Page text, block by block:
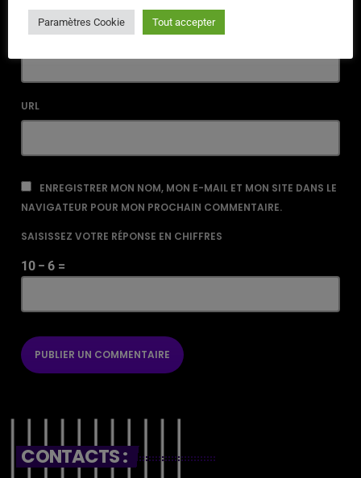
EMAIL*
URL
ENREGISTRER MON NOM, MON E-MAIL ET MON SITE DANS LE
NAVIGATEUR POUR MON PROCHAIN COMMENTAIRE.
SAISISSEZ VOTRE RÉPONSE EN CHIFFRES
10 − 6 =
CONTACTS :
Paramètres Cookie Tout accepter